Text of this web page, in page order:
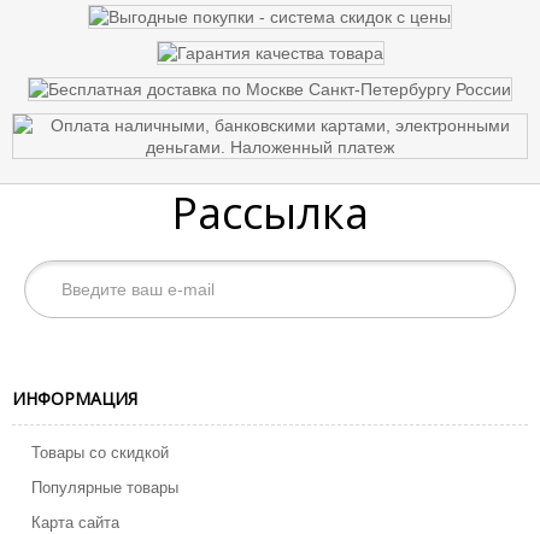
Рассылка
ИНФОРМАЦИЯ
Товары со скидкой
Популярные товары
Карта сайта